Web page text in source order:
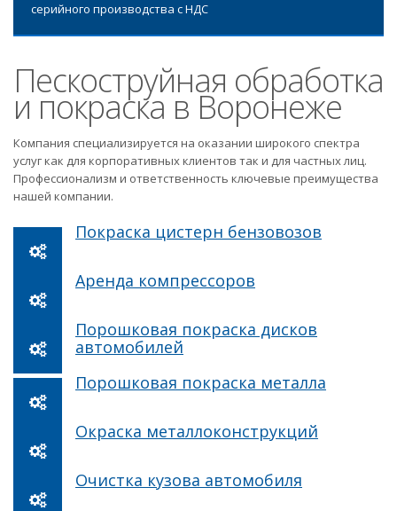
серийного производства с НДС
Пескоструйная обработка
и покраска в Воронеже
Компания специализируется на оказании широкого спектра
услуг как для корпоративных клиентов так и для частных лиц.
Профессионализм и ответственность ключевые преимущества
нашей компании.
Покраска цистерн бензовозов
Аренда компрессоров
Порошковая покраска дисков
автомобилей
Порошковая покраска металла
Окраска металлоконструкций
Очистка кузова автомобиля